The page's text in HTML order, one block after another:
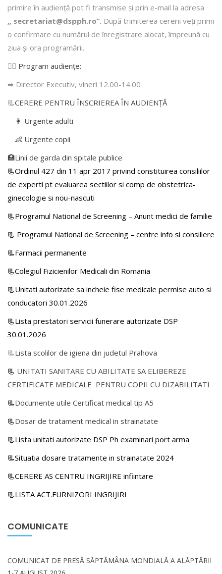
primire în audienţă pot fi transmise şi prin e-mail la adresa
,, secretariat@dspph.ro’’. După trimiterea cererii veţi primi
o confirmare cu numărul de înregistrare alocat, împreună cu
ziua şi ora programării.
👩‍⚕️ Program audiențe:
➡ Director Executiv, vineri 12.00-14.00
📃CERERE PENTRU ÎNSCRIEREA ÎN AUDIENŢĂ
👩 Urgente adulti
👶 Urgente copii
🏥Linii de garda din spitale publice
📃Ordinul 427 din 11 apr 2017 privind constituirea consiliilor
de experti pt evaluarea sectiilor si comp de obstetrica-
ginecologie si nou-nascuti
📃Programul National de Screening – Anunt medici de familie
📃 Programul National de Screening – centre info si consiliere
📃Farmacii permanente
📃Colegiul Fizicienilor Medicali din Romania
📃Unitati autorizate sa incheie fise medicale permise auto si
conducatori 30.01.2026
📃Lista prestatori servicii funerare autorizate DSP
30.01.2026
📃Lista scolilor de igiena din judetul Prahova
📃 UNITATI SANITARE CU ABILITATE SA ELIBEREZE
CERTIFICATE MEDICALE PENTRU COPII CU DIZABILITATI
📃Documente utile Certificat medical tip A5
📃Dosar de tratament medical in strainatate
📃Lista unitati autorizate DSP Ph examinari port arma
📃Situatia dosare tratamente in strainatate 2024
📃CERERE AS CENTRU INGRIJIRE infiintare
📃LISTA ACT.FURNIZORI INGRIJIRI
COMUNICATE
COMUNICAT DE PRESĂ SĂPTĂMÂNA MONDIALĂ A ALĂPTĂRII